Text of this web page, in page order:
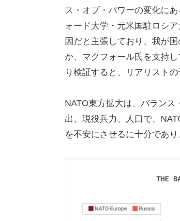
ス・オブ・パワーの変化に
ォード大学・元米国駐ロシ
因だと主張しており、我が
か、マクフォール氏を支持
り検証すると、リアリスト
NATO東方拡大は、バラン
出、現役兵力、人口で、
を不安にさせるに十分であ